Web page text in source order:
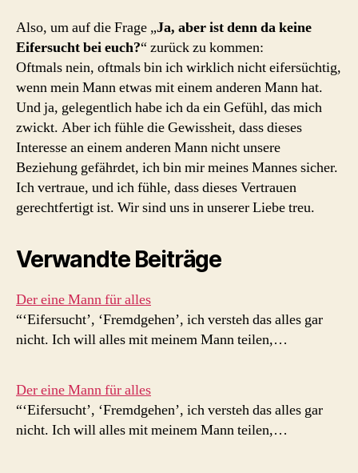
Also, um auf die Frage „Ja, aber ist denn da keine
Eifersucht bei euch?“ zurück zu kommen:
Oftmals nein, oftmals bin ich wirklich nicht eifersüchtig,
wenn mein Mann etwas mit einem anderen Mann hat.
Und ja, gelegentlich habe ich da ein Gefühl, das mich
zwickt. Aber ich fühle die Gewissheit, dass dieses
Interesse an einem anderen Mann nicht unsere
Beziehung gefährdet, ich bin mir meines Mannes sicher.
Ich vertraue, und ich fühle, dass dieses Vertrauen
gerechtfertigt ist. Wir sind uns in unserer Liebe treu.
Verwandte Beiträge
Der eine Mann für alles
“‘Eifersucht’, ‘Fremdgehen’, ich versteh das alles gar
nicht. Ich will alles mit meinem Mann teilen,…
Der eine Mann für alles
“‘Eifersucht’, ‘Fremdgehen’, ich versteh das alles gar
nicht. Ich will alles mit meinem Mann teilen,…